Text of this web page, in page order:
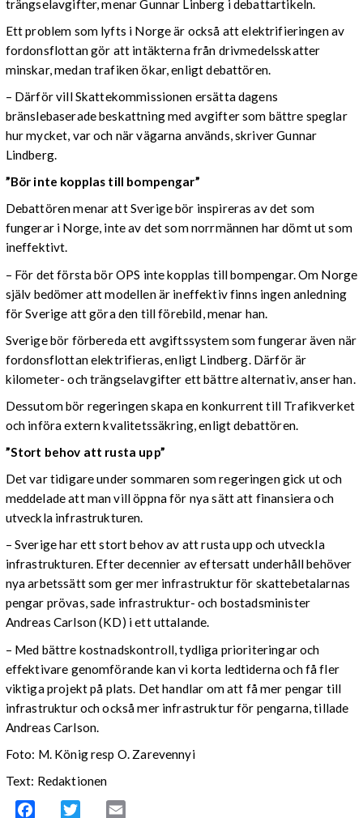
trängselavgifter, menar Gunnar Linberg i debattartikeln.
Ett problem som lyfts i Norge är också att elektrifieringen av
fordonsflottan gör att intäkterna från drivmedelsskatter
minskar, medan trafiken ökar, enligt debattören.
– Därför vill Skattekommissionen ersätta dagens
bränslebaserade beskattning med avgifter som bättre speglar
hur mycket, var och när vägarna används, skriver Gunnar
Lindberg.
”Bör inte kopplas till bompengar”
Debattören menar att Sverige bör inspireras av det som
fungerar i Norge, inte av det som norrmännen har dömt ut som
ineffektivt.
– För det första bör OPS inte kopplas till bompengar. Om Norge
själv bedömer att modellen är ineffektiv finns ingen anledning
för Sverige att göra den till förebild, menar han.
Sverige bör förbereda ett avgiftssystem som fungerar även när
fordonsflottan elektrifieras, enligt Lindberg. Därför är
kilometer- och trängselavgifter ett bättre alternativ, anser han.
Dessutom bör regeringen skapa en konkurrent till Trafikverket
och införa extern kvalitetssäkring, enligt debattören.
”Stort behov att rusta upp”
Det var tidigare under sommaren som regeringen gick ut och
meddelade att man vill öppna för nya sätt att finansiera och
utveckla infrastrukturen.
– Sverige har ett stort behov av att rusta upp och utveckla
infrastrukturen. Efter decennier av eftersatt underhåll behöver
nya arbetssätt som ger mer infrastruktur för skattebetalarnas
pengar prövas, sade infrastruktur- och bostadsminister
Andreas Carlson (KD) i ett uttalande.
– Med bättre kostnadskontroll, tydliga prioriteringar och
effektivare genomförande kan vi korta ledtiderna och få fler
viktiga projekt på plats. Det handlar om att få mer pengar till
infrastruktur och också mer infrastruktur för pengarna, tillade
Andreas Carlson.
Foto: M. König resp O. Zarevennyi
Text: Redaktionen
Facebook Twitter